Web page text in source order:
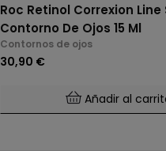
Roc Retinol Correxion
Contorno De Ojos 15 Ml
Contornos de ojos
30,90 €
Añadir al